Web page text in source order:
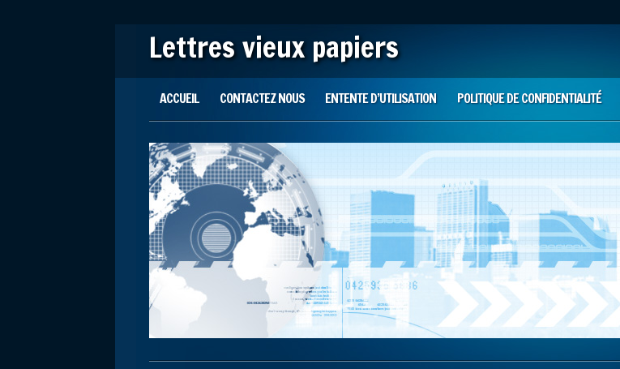
Lettres vieux papiers
Main menu
ACCUEIL CONTACTEZ NOUS ENTENTE D’UTILISATION POLITIQUE DE CONFIDENTIALITÉ